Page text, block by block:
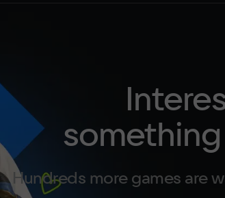
something
Hundreds more games are